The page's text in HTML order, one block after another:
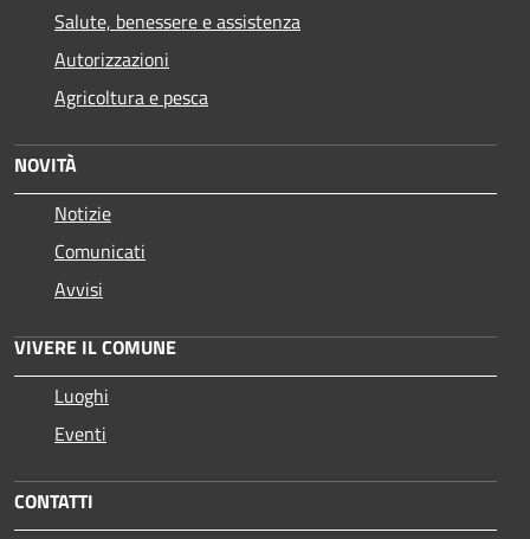
Salute, benessere e assistenza
Autorizzazioni
Agricoltura e pesca
NOVITÀ
Notizie
Comunicati
Avvisi
VIVERE IL COMUNE
Luoghi
Eventi
CONTATTI